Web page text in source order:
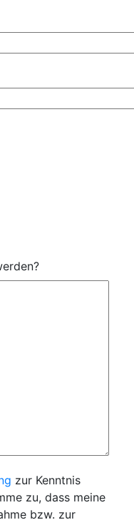
zur Kenntnis
zu, dass meine
bzw. zur